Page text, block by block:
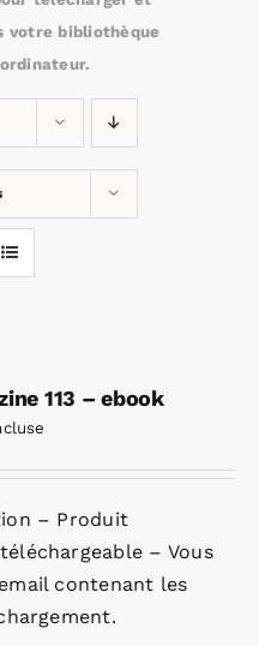
votre bibliothèque
113 – ebook
– Produit
– Vous
contenant les